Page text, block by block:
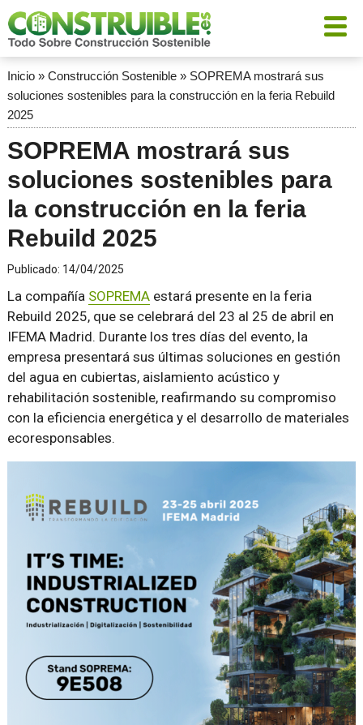
Inicio» Construcción Sostenible» SOPREMA mostrará sus
soluciones sostenibles para la construcción en la feria Rebuild
2025
SOPREMA mostrará sus
soluciones sostenibles para
la construcción en la feria
Rebuild 2025
Publicado: 14/04/2025
La compañía SOPREMAestará presente en la feria
Rebuild 2025, que se celebrará del 23 al 25 de abril en
IFEMA Madrid. Durante los tres días del evento, la
empresa presentará sus últimas soluciones en gestión
del agua en cubiertas, aislamiento acústico y
rehabilitación sostenible, reafirmando su compromiso
con la eficiencia energética y el desarrollo de materiales
ecoresponsables.